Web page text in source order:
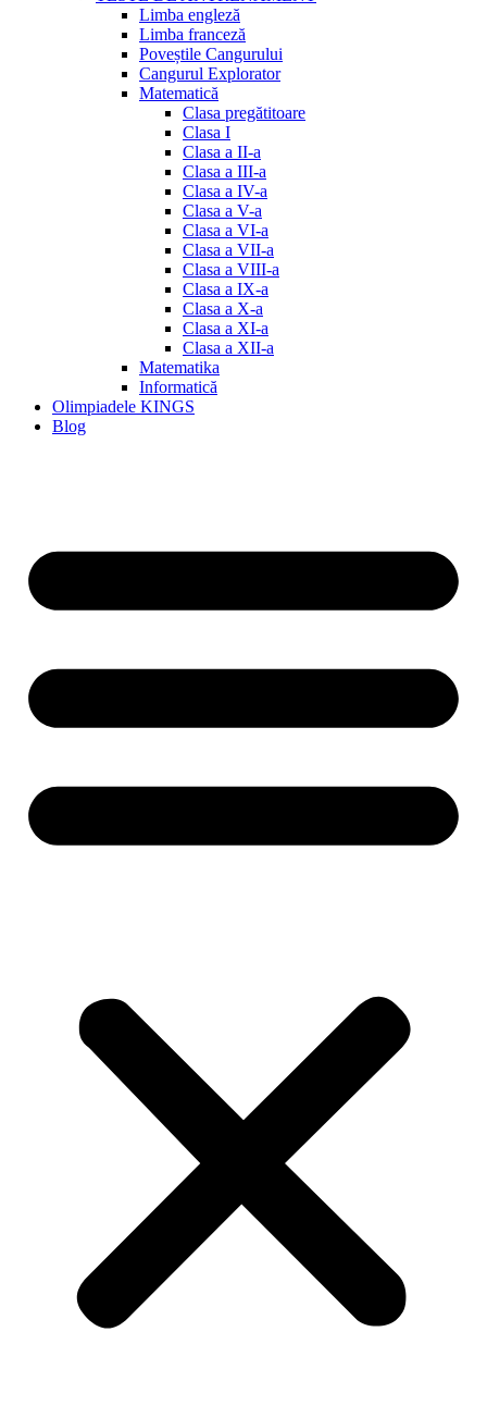
Limba engleză
Limba franceză
Poveștile Cangurului
Cangurul Explorator
Matematică
Clasa pregătitoare
Clasa I
Clasa a II-a
Clasa a III-a
Clasa a IV-a
Clasa a V-a
Clasa a VI-a
Clasa a VII-a
Clasa a VIII-a
Clasa a IX-a
Clasa a X-a
Clasa a XI-a
Clasa a XII-a
Matematika
Informatică
Olimpiadele KINGS
Blog